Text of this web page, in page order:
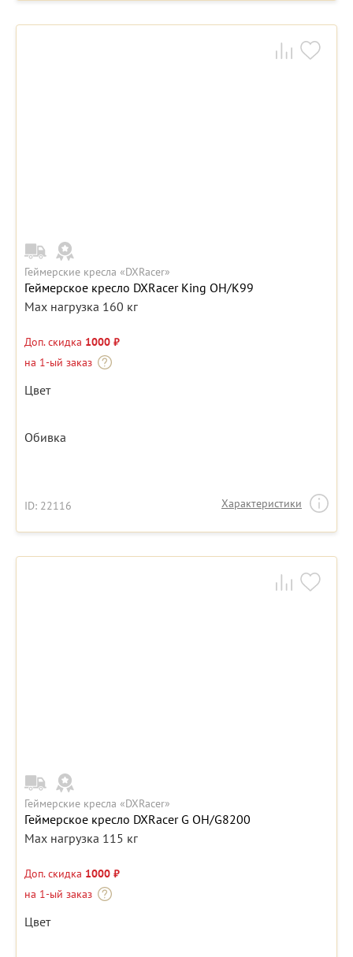
Геймерские кресла «DXRacer»
Геймерское кресло DXRacer King OH/K99
Max нагрузка 160 кг
Доп. скидка 1000 ₽
на 1-ый заказ
Цвет
Обивка
ID: 22116 Характеристики
Геймерские кресла «DXRacer»
Геймерское кресло DXRacer G OH/G8200
Max нагрузка 115 кг
Доп. скидка 1000 ₽
на 1-ый заказ
Цвет